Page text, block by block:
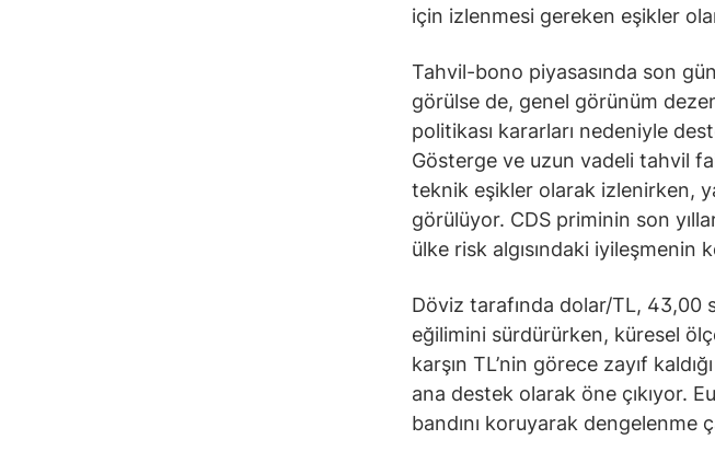
için izlenmesi gereken eşikler
Tahvil-bono piyasasında son
görülse de, genel görünüm
politikası kararları nedeniyle
Gösterge ve uzun vadeli tahvil
teknik eşikler olarak izlenirken,
görülüyor. CDS priminin son
ülke risk algısındaki iyileşmenin
Döviz tarafında dolar/TL, 43,00
eğilimini sürdürürken, küresel
karşın TL’nin görece zayıf
ana destek olarak öne çıkıyor.
bandını koruyarak dengelenme